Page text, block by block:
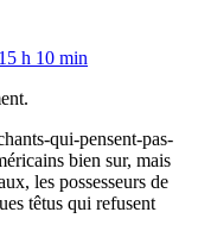
h 10 min
qui-pensent-pas-
bien sur, mais
les possesseurs de
têtus qui refusent